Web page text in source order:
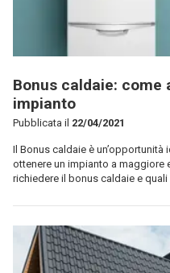
Bonus caldaie: come
impianto
Pubblicata il 22/04/2021
Il Bonus caldaie è
ottenere un impianto a maggiore
richiedere il bonus caldaie e